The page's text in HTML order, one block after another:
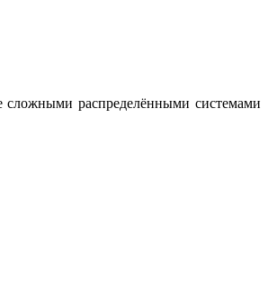
сложными распределёнными системами